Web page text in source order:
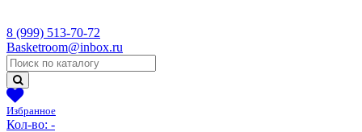
8 (999) 513-70-72
Basketroom@inbox.ru
Избранное
Кол-во: -